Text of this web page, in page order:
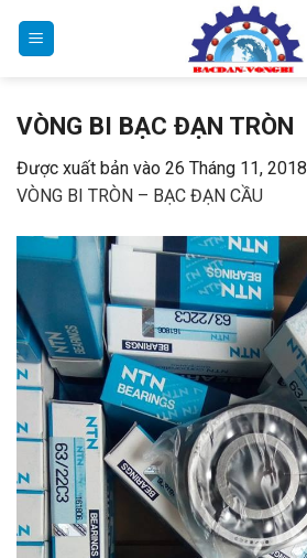
VÒNG BI BẠC ĐẠN TRÒN
Được xuất bản vào 26 Tháng 11, 2018
VÒNG BI TRÒN – BẠC ĐẠN CẦU